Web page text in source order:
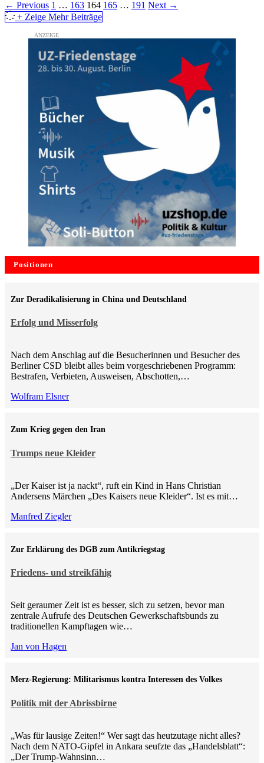
← Previous Page
1 … Page
163 Page
164 Page
165 … Page
191 Next →
+ Zeige Mehr Beiträge
Positionen
Erfolg und Misserfolg
Zur Deradikalisierung in China und Deutschland
Nach dem Anschlag auf die Besucherinnen und Besucher des
Berliner CSD bleibt alles beim vorgeschriebenen Programm:
Bestrafen, Verbieten, Ausweisen, Abschotten,…
Wolfram Elsner
Trumps neue Kleider
Zum Krieg gegen den Iran
„Der Kaiser ist ja nackt“, ruft ein Kind in Hans Christian
Andersens Märchen „Des Kaisers neue Kleider“. Ist es mit…
Manfred Ziegler
Friedens- und streikfähig
Zur Erklärung des DGB zum Antikriegstag
Seit geraumer Zeit ist es besser, sich zu setzen, bevor man
zentrale Aufrufe des Deutschen Gewerkschaftsbunds zu
traditionellen Kampftagen wie…
Jan von Hagen
Politik mit der Abrissbirne
Merz-Regierung: Militarismus kontra Inte­ressen des Volkes
„Was für lausige Zeiten!“ Wer sagt das heutzutage nicht alles?
Nach dem NATO-Gipfel in Ankara seufzte das „Handelsblatt“:
„Der Trump-Wahnsinn…